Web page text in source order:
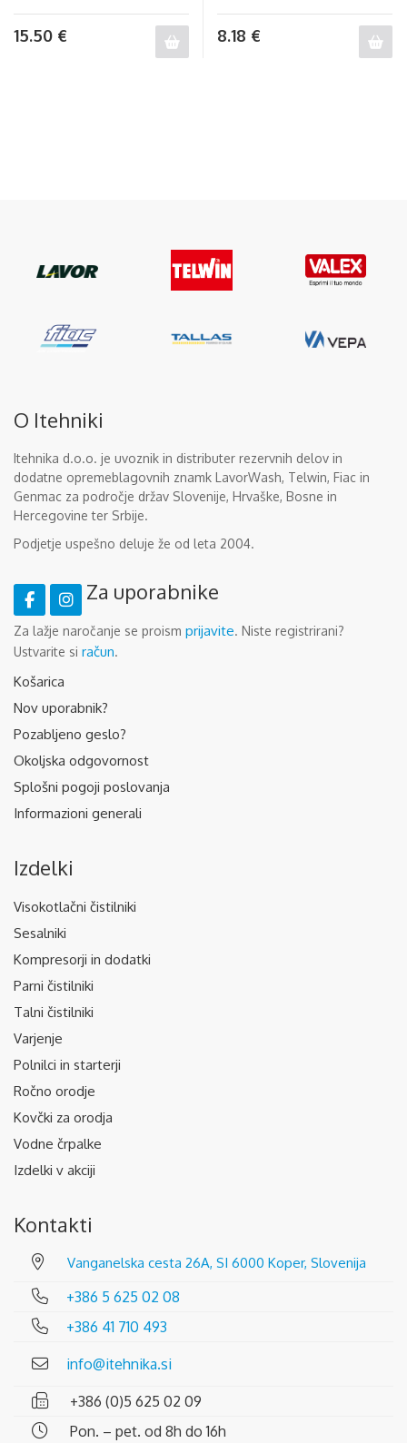
15.50 € 8.18 €
O Itehniki
Itehnika d.o.o. je uvoznik in distributer rezervnih delov in
dodatne opremeblagovnih znamk LavorWash, Telwin, Fiac in
Genmac za področje držav Slovenije, Hrvaške, Bosne in
Hercegovine ter Srbije.
Podjetje uspešno deluje že od leta 2004.
Za uporabnike
Za lažje naročanje se proism prijavite. Niste registrirani?
Ustvarite si račun.
Košarica
Nov uporabnik?
Pozabljeno geslo?
Okoljska odgovornost
Splošni pogoji poslovanja
Informazioni generali
Izdelki
Visokotlačni čistilniki
Sesalniki
Kompresorji in dodatki
Parni čistilniki
Talni čistilniki
Varjenje
Polnilci in starterji
Ročno orodje
Kovčki za orodja
Vodne črpalke
Izdelki v akciji
Kontakti
Vanganelska cesta 26A, SI 6000 Koper, Slovenija
+386 5 625 02 08
+386 41 710 493
info@itehnika.si
+386 (0)5 625 02 09
Pon. – pet. od 8h do 16h